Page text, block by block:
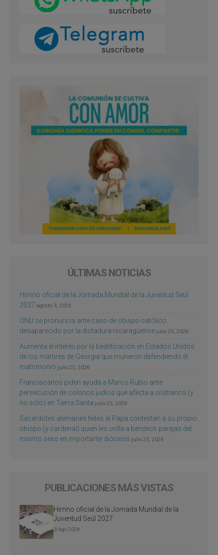
ÚLTIMAS NOTICIAS
Himno oficial de la Jornada Mundial de la Juventud Seúl
2027 agosto 3, 2026
ONU se pronuncia ante caso de obispo católico
desaparecido por la dictadura nicaragüense julio 25, 2026
Aumenta el interés por la beatificación en Estados Unidos
de los mártires de Georgia que murieron defendiendo el
matrimonio julio 25, 2026
Franciscanos piden ayuda a Marco Rubio ante
persecución de colonos judíos que afecta a cristianos (y
no sólo) en Tierra Santa julio 25, 2026
Sacerdotes alemanes fieles al Papa contestan a su propio
obispo (y cardenal) quien les orilla a bendecir parejas del
mismo sexo en importante diócesis julio 25, 2026
PUBLICACIONES MÁS VISTAS
Himno oficial de la Jornada Mundial de la
Juventud Seúl 2027
3 Ago 2026